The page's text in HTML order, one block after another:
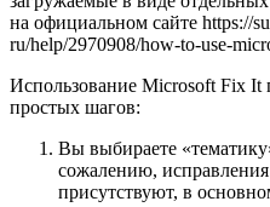
на официальном сайте https://
ru/help/2970908/how-to-use-
Использование Microsoft Fix It
простых шагов:
Вы выбираете
сожалению,
присутствуют, в